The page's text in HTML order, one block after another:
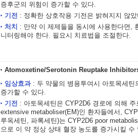
증후군의 위험이 증가할 수 있다.
기전 : 정확한 상호작용 기전은 밝혀지지 않았
처치 : 만약 이 제제들을 동시에 사용한다면,
니터링해야 한다. 필요시 치료법을 조절한다.
Atomoxetine/Serotonin Reuptake
임상효과: 두 약물의 병용투여시 아토목세틴
증가할 수 있다.
기전 : 아토목세틴은 CYP2D6 경로에 의해
extensive metaboliser(EM)인 환자들에서,
루옥세틴, 파록세틴)는 CYP2D6 poor
으로 이 약 정상 상태 혈장 농도를 증가시킬 수